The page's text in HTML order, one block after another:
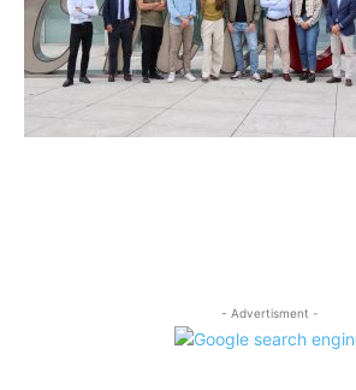
- Advertisment -